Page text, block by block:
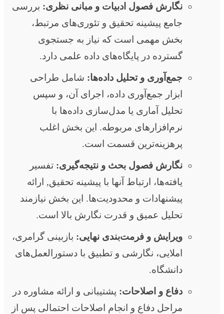
نگارش فصول ادبیات و مبانی نظری: بررسی
جامع پیشینه تحقیق و تئوری‌های مرتبط،
بخش مهمی است که نیاز به جستجوی
گسترده در پایگاه‌های داده علمی دارد.
جمع‌آوری و تحلیل داده‌ها: شامل طراحی
ابزار جمع‌آوری داده، اجرای آن، و سپس
تحلیل آماری یا مدل‌سازی داده‌ها با
نرم‌افزارهای مربوطه. این بخش اغلب
پرهزینه‌ترین قسمت است.
نگارش فصول بحث و نتیجه‌گیری: تفسیر
یافته‌ها، ارتباط آنها با پیشینه تحقیق, ارائه
پیشنهادات و محدودیت‌ها. این بخش نیازمند
تحلیل عمیق و قدرت نگارش بالا است.
ویرایش و فرمت‌بندی نهایی: بازبینی گرامری،
املایی، نگارشی و تطبیق با دستورالعمل‌های
دانشگاه.
دفاع و اصلاحات: پشتیبانی و ارائه مشاوره در
مراحل دفاع و انجام اصلاحات احتمالی پس از